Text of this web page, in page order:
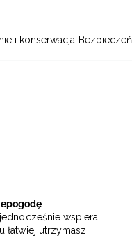
i konserwacja
wspiera
łatwiej utrzymasz